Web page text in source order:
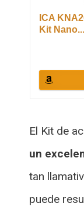
ICA
Kit Nano...
El Kit de
un
tan
puede